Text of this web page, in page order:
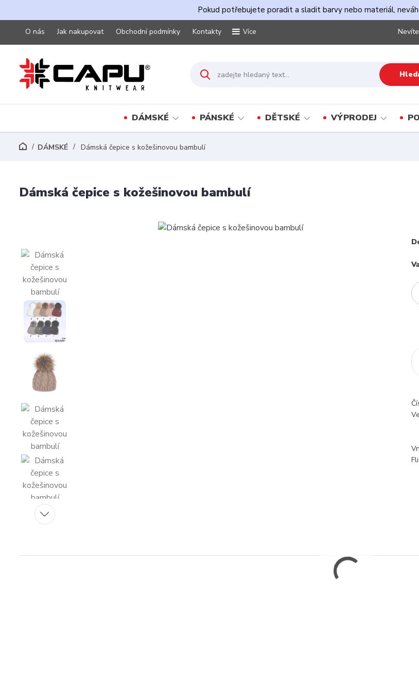
Pokud potřebujete poradit a sladit barvy nebo materiál,
O nás Jak nakupovat Obchodní podmínky Kontakty Více
DÁMSKÉ PÁNSKÉ DĚTSKÉ VÝPRODEJ
DÁMSKÉ Dámská čepice s kožešinovou bambulí
Dámská čepice s kožešinovou bambulí